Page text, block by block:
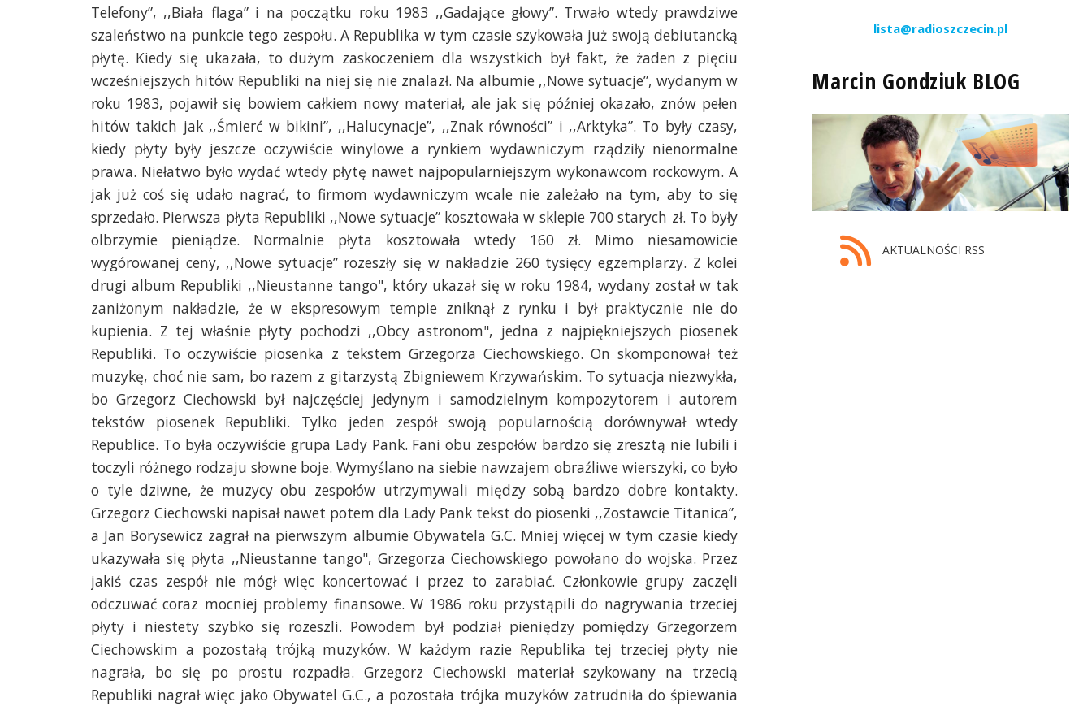
Telefony”, ,,Biała flaga” i na początku roku 1983 ,,Gadające głowy”. Trwało wtedy prawdziwe
szaleństwo na punkcie tego zespołu. A Republika w tym czasie szykowała już swoją debiutancką
płytę. Kiedy się ukazała, to dużym zaskoczeniem dla wszystkich był fakt, że żaden z pięciu
wcześniejszych hitów Republiki na niej się nie znalazł. Na albumie ,,Nowe sytuacje”, wydanym w
roku 1983, pojawił się bowiem całkiem nowy materiał, ale jak się później okazało, znów pełen
hitów takich jak ,,Śmierć w bikini”, ,,Halucynacje”, ,,Znak równości” i ,,Arktyka”. To były czasy,
kiedy płyty były jeszcze oczywiście winylowe a rynkiem wydawniczym rządziły nienormalne
prawa. Niełatwo było wydać wtedy płytę nawet najpopularniejszym wykonawcom rockowym. A
jak już coś się udało nagrać, to firmom wydawniczym wcale nie zależało na tym, aby to się
sprzedało. Pierwsza płyta Republiki ,,Nowe sytuacje” kosztowała w sklepie 700 starych zł. To były
olbrzymie pieniądze. Normalnie płyta kosztowała wtedy 160 zł. Mimo niesamowicie
wygórowanej ceny, ,,Nowe sytuacje” rozeszły się w nakładzie 260 tysięcy egzemplarzy. Z kolei
drugi album Republiki ,,Nieustanne tango", który ukazał się w roku 1984, wydany został w tak
zaniżonym nakładzie, że w ekspresowym tempie zniknął z rynku i był praktycznie nie do
kupienia. Z tej właśnie płyty pochodzi ,,Obcy astronom", jedna z najpiękniejszych piosenek
Republiki. To oczywiście piosenka z tekstem Grzegorza Ciechowskiego. On skomponował też
muzykę, choć nie sam, bo razem z gitarzystą Zbigniewem Krzywańskim. To sytuacja niezwykła,
bo Grzegorz Ciechowski był najczęściej jedynym i samodzielnym kompozytorem i autorem
tekstów piosenek Republiki. Tylko jeden zespół swoją popularnością dorównywał wtedy
Republice. To była oczywiście grupa Lady Pank. Fani obu zespołów bardzo się zresztą nie lubili i
toczyli różnego rodzaju słowne boje. Wymyślano na siebie nawzajem obraźliwe wierszyki, co było
o tyle dziwne, że muzycy obu zespołów utrzymywali między sobą bardzo dobre kontakty.
Grzegorz Ciechowski napisał nawet potem dla Lady Pank tekst do piosenki ,,Zostawcie Titanica”,
a Jan Borysewicz zagrał na pierwszym albumie Obywatela G.C. Mniej więcej w tym czasie kiedy
ukazywała się płyta ,,Nieustanne tango", Grzegorza Ciechowskiego powołano do wojska. Przez
jakiś czas zespół nie mógł więc koncertować i przez to zarabiać. Członkowie grupy zaczęli
odczuwać coraz mocniej problemy finansowe. W 1986 roku przystąpili do nagrywania trzeciej
płyty i niestety szybko się rozeszli. Powodem był podział pieniędzy pomiędzy Grzegorzem
Ciechowskim a pozostałą trójką muzyków. W każdym razie Republika tej trzeciej płyty nie
nagrała, bo się po prostu rozpadła. Grzegorz Ciechowski materiał szykowany na trzecią
Republiki nagrał więc jako Obywatel G.C., a pozostała trójka muzyków zatrudniła do śpiewania
lista@radioszczecin.pl
Marcin Gondziuk BLOG
AKTUALNOŚCI RSS